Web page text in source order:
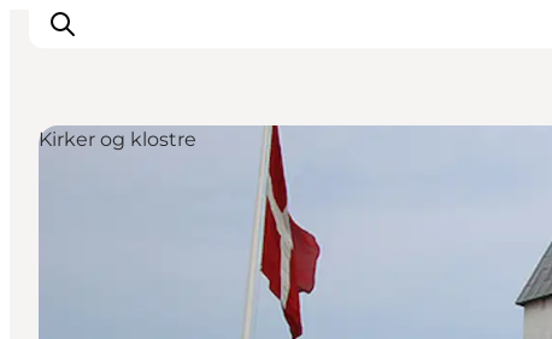
Kirker og klostre